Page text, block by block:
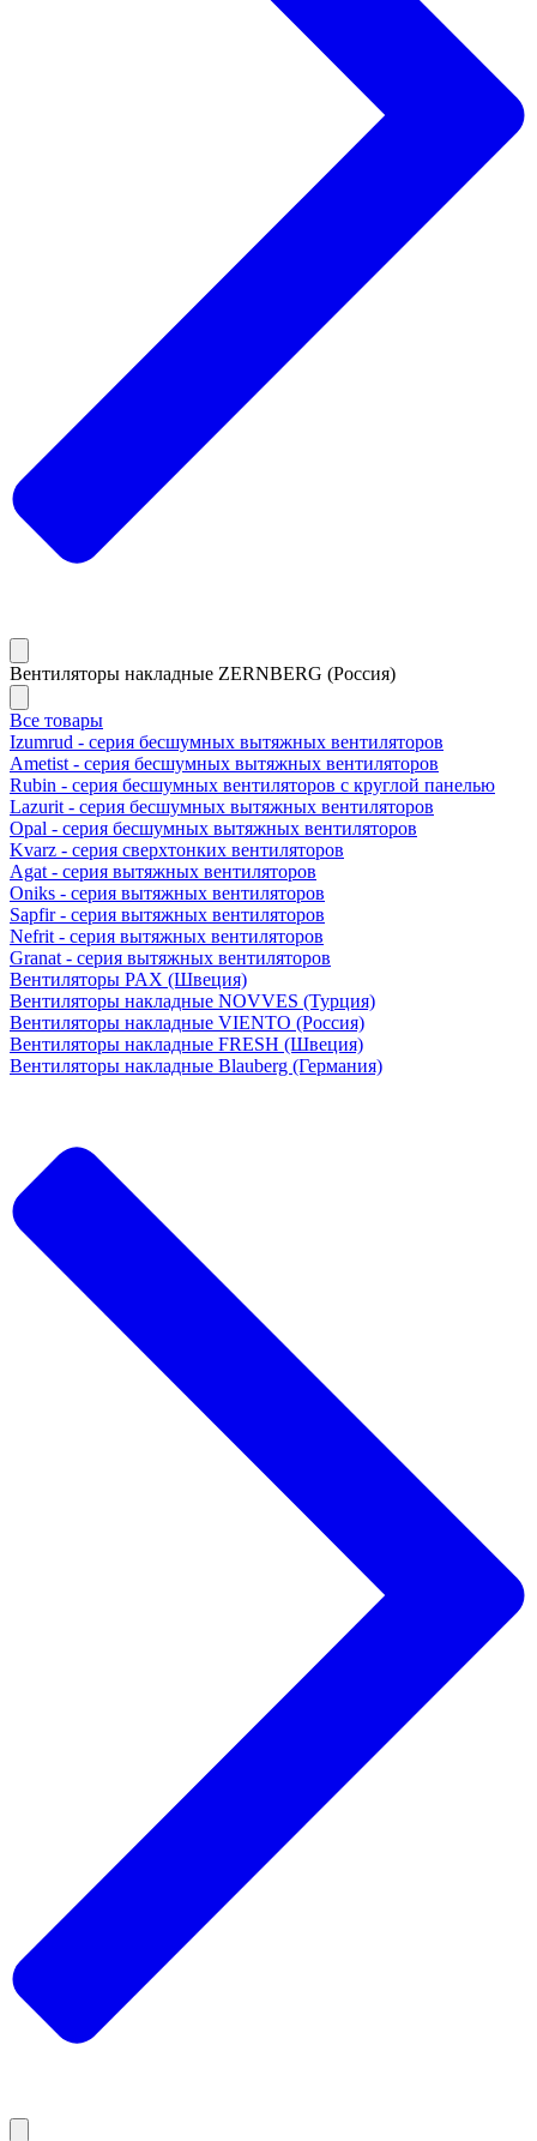
Вентиляторы накладные ZERNBERG (Россия)
Все товары
Izumrud - серия бесшумных вытяжных вентиляторов
Ametist - серия бесшумных вытяжных вентиляторов
Rubin - серия бесшумных вентиляторов с круглой панелью
Lazurit - серия бесшумных вытяжных вентиляторов
Opal - серия бесшумных вытяжных вентиляторов
Kvarz - серия сверхтонких вентиляторов
Agat - серия вытяжных вентиляторов
Oniks - серия вытяжных вентиляторов
Sapfir - серия вытяжных вентиляторов
Nefrit - серия вытяжных вентиляторов
Granat - серия вытяжных вентиляторов
Вентиляторы PAX (Швеция)
Вентиляторы накладные NOVVES (Турция)
Вентиляторы накладные VIENTO (Россия)
Вентиляторы накладные FRESH (Швеция)
Вентиляторы накладные Blauberg (Германия)